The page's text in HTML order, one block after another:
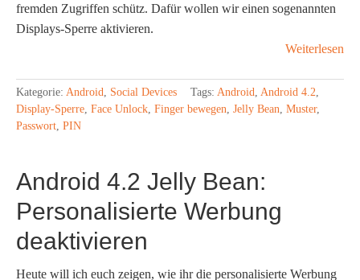
fremden Zugriffen schütz. Dafür wollen wir einen sogenannten
Displays-Sperre aktivieren.
Weiterlesen
Kategorie: Android, Social Devices Tags: Android, Android 4.2,
Display-Sperre, Face Unlock, Finger bewegen, Jelly Bean, Muster,
Passwort, PIN
Android 4.2 Jelly Bean:
Personalisierte Werbung
deaktivieren
Heute will ich euch zeigen, wie ihr die personalisierte Werbung